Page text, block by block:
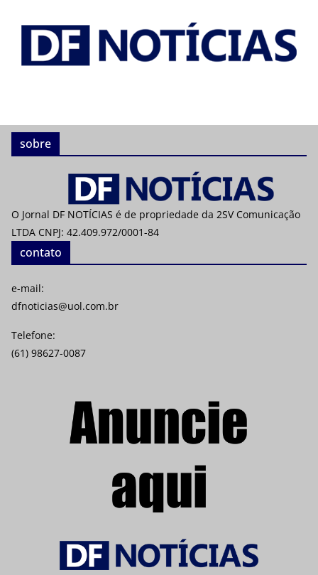
sobre
O Jornal DF NOTÍCIAS é de propriedade da 2SV Comunicação
LTDA CNPJ: 42.409.972/0001-84
contato
e-mail:
dfnoticias@uol.com.br
Telefone:
(61) 98627-0087